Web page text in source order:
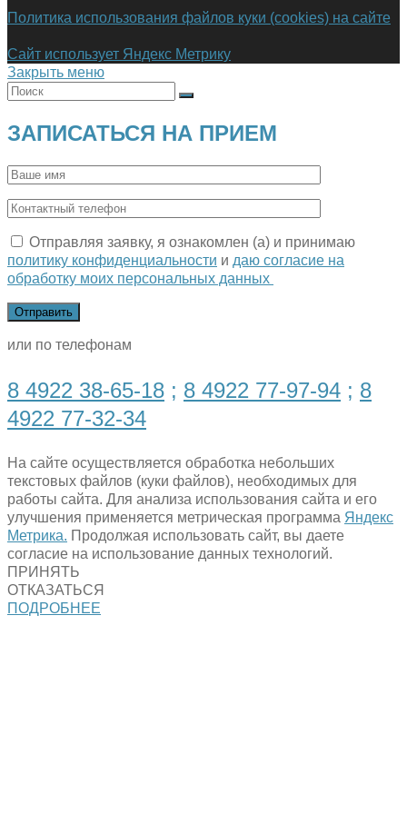
Политика использования файлов куки (cookies) на сайте
Сайт использует Яндекс Метрику
Закрыть меню
ЗАПИСАТЬСЯ НА ПРИЕМ
Отправляя заявку, я ознакомлен (а) и принимаю
политику конфиденциальности и даю согласие на
обработку моих персональных данных
или по телефонам
8 4922 38-65-18 ; 8 4922 77-97-94 ; 8
4922 77-32-34
На сайте осуществляется обработка небольших
текстовых файлов (куки файлов), необходимых для
работы сайта. Для анализа использования сайта и его
улучшения применяется метрическая программа Яндекс
Метрика. Продолжая использовать сайт, вы даете
согласие на использование данных технологий.
ПРИНЯТЬ
ОТКАЗАТЬСЯ
ПОДРОБНЕЕ